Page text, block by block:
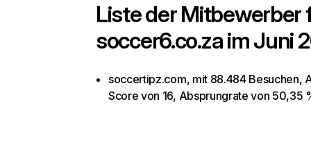
Liste der Mitbewerber
soccer6.co.zaim Juni
soccertipz.com, mit 88.484 Besuchen,
Score von 16, Absprungrate von 50,35